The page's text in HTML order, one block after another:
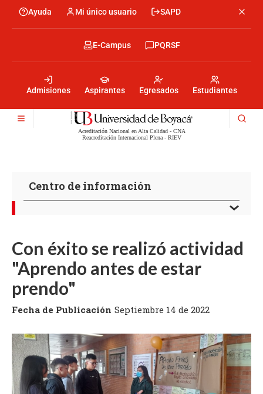
contenido
Menu
encabezado
Ayuda Mi único usuario SAPD
encabezado
Admisiones Aspirantes Egresados Estudiantes
Menu
encabezado
-
Derecha
E-Campus PQRSF
Menú
Acreditación Nacional en Alta Calidad - CNA
Reacreditación Internacional Plena - RIEV
Centro de información
Con éxito se realizó actividad
"Aprendo antes de estar
prendo"
Fecha de Publicación Septiembre 14 de 2022